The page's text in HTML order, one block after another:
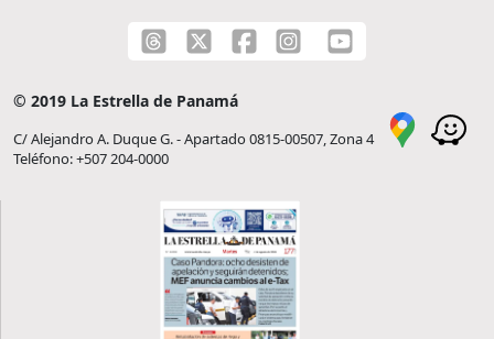
© 2019 La Estrella de Panamá
C/ Alejandro A. Duque G. - Apartado 0815-00507, Zona 4
Teléfono: +507 204-0000